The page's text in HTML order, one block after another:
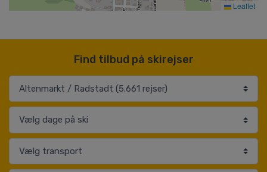
Leaflet
Find tilbud på skirejser